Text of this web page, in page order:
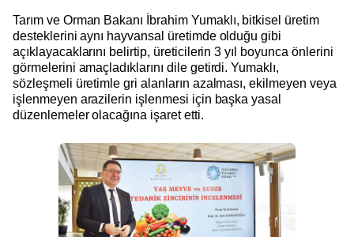
Tarım ve Orman Bakanı İbrahim Yumaklı, bitkisel üretim
desteklerini aynı hayvansal üretimde olduğu gibi
açıklayacaklarını belirtip, üreticilerin 3 yıl boyunca önlerini
görmelerini amaçladıklarını dile getirdi. Yumaklı,
sözleşmeli üretimle gri alanların azalması, ekilmeyen veya
işlenmeyen arazilerin işlenmesi için başka yasal
düzenlemeler olacağına işaret etti.